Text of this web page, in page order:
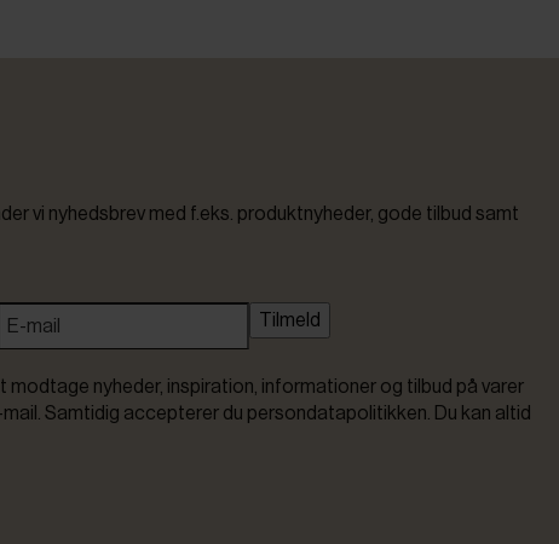
vi nyhedsbrev med f.eks. produktnyheder, gode tilbud samt
Tilmeld
modtage nyheder, inspiration, informationer og tilbud på varer
Samtidig accepterer du persondatapolitikken. Du kan altid